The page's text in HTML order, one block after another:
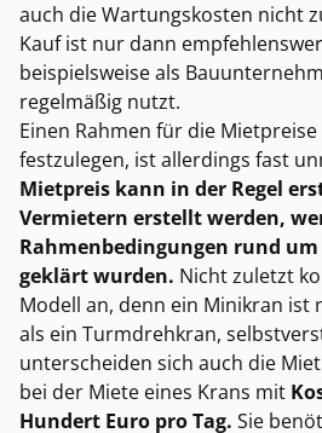
auch die Wartungskosten nicht
Kauf ist nur dann
beispielsweise als
regelmäßig nutzt.
Einen Rahmen für die
festzulegen, ist allerdings fast
Mietpreis kann in der Regel
Vermietern erstellt werden,
Rahmenbedingungen rund
geklärt wurden. Nicht zuletzt
Modell an, denn ein Minikran ist
als ein Turmdrehkran,
unterscheiden sich auch die
bei der Miete eines Krans mit
Hundert Euro pro Tag. Sie